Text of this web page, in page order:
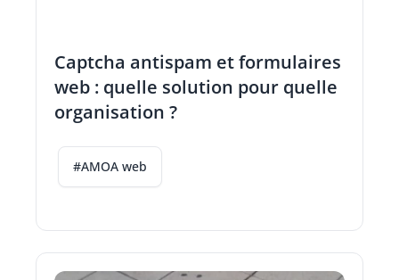
Captcha antispam et formulaires
web : quelle solution pour quelle
organisation ?
#AMOA web